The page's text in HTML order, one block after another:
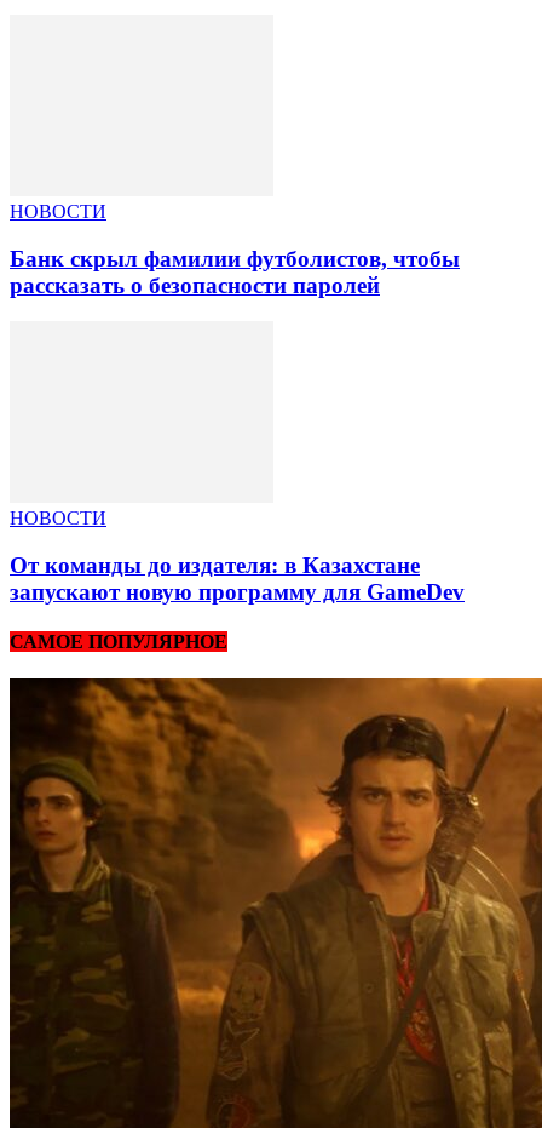
НОВОСТИ
Банк скрыл фамилии футболистов, чтобы
рассказать о безопасности паролей
НОВОСТИ
От команды до издателя: в Казахстане
запускают новую программу для GameDev
САМОЕ ПОПУЛЯРНОЕ